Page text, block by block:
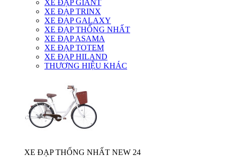
XE ĐẠP GIANT
XE ĐẠP TRINX
XE ĐẠP GALAXY
XE ĐẠP THỐNG NHẤT
XE ĐẠP ASAMA
XE ĐẠP TOTEM
XE ĐẠP HILAND
THƯƠNG HIỆU KHÁC
XE ĐẠP THỐNG NHẤT NEW 24